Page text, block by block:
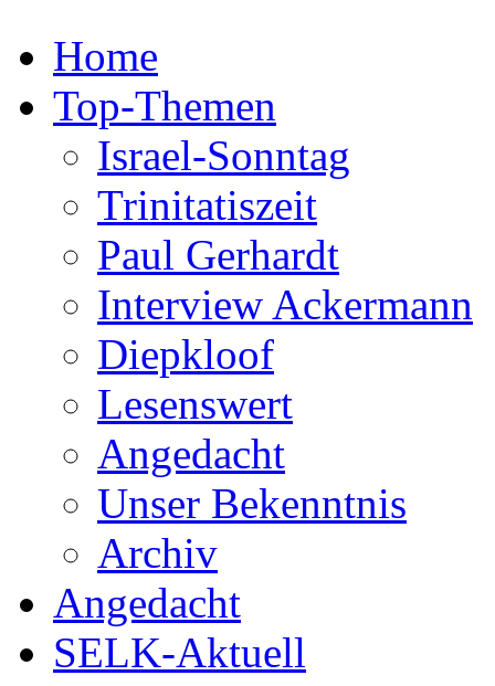
Home
Top-Themen
Israel-Sonntag
Trinitatiszeit
Paul Gerhardt
Interview Ackermann
Diepkloof
Lesenswert
Angedacht
Unser Bekenntnis
Archiv
Angedacht
SELK-Aktuell